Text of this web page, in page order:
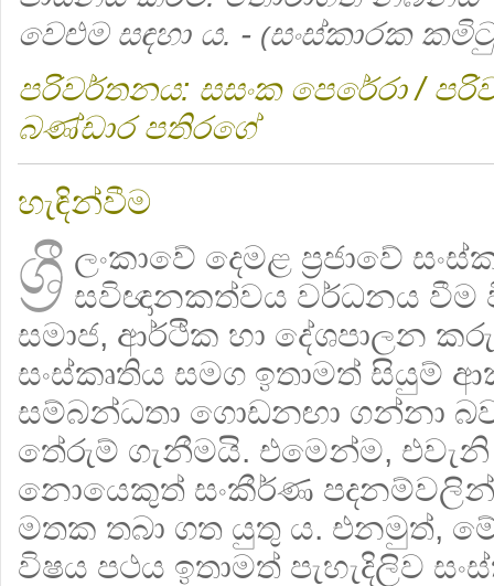
වෙළුම සඳහා ය‍. - (සංස්කාරක
පරිවර්තනය: සසංක පෙරේරා /
බණ්ඩාර පතිරගේ
හැඳින්වීම
ශ්‍රී ලංකාවේ දෙමළ ප්‍රජාවේ
සවිඥානකත්වය වර්ධනය වීම
සමාජ, ආර්ථික හා දේශපාලන
සංස්කෘතිය සමග ඉතාමත් සියුම්
සම්බන්ධතා ගොඩනඟා ගන්නා
තේරුම් ගැනීමයි. එමෙන්ම,
නොයෙකුත් සංකීර්ණ පදනම්වලින්
මතක තබා ගත යුතු ය. එනමුත්,
විෂය පථය ඉතාමත් පැහැදිලිව